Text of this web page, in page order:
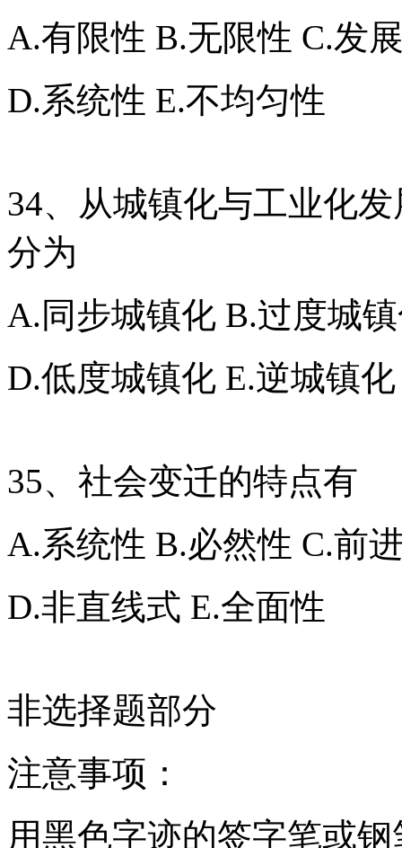
A.有限性 B.无限性 C.发
D.系统性 E.不均匀性
34、从城镇化与工业化
分为
A.同步城镇化 B.过度城
D.低度城镇化 E.逆城镇化
35、社会变迁的特点有
A.系统性 B.必然性 C.前
D.非直线式 E.全面性
非选择题部分
注意事项：
用黑色字迹的签字笔或